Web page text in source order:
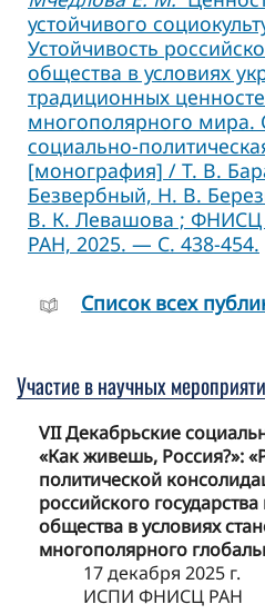
устойчивого
Устойчивость
общества в условиях
традиционных
многополярного мира.
социально-
[монография] / Т. В.
Безвербный, Н. В.
В. К. Левашова ;
РАН, 2025. — С. 438-454.
Cписок всех
Участие в научных
VII Декабрьские
«Как живешь, Россия?»:
политической
российского
общества в условиях
многополярного
17 декабря 2025 г.
ИСПИ ФНИСЦ РАН